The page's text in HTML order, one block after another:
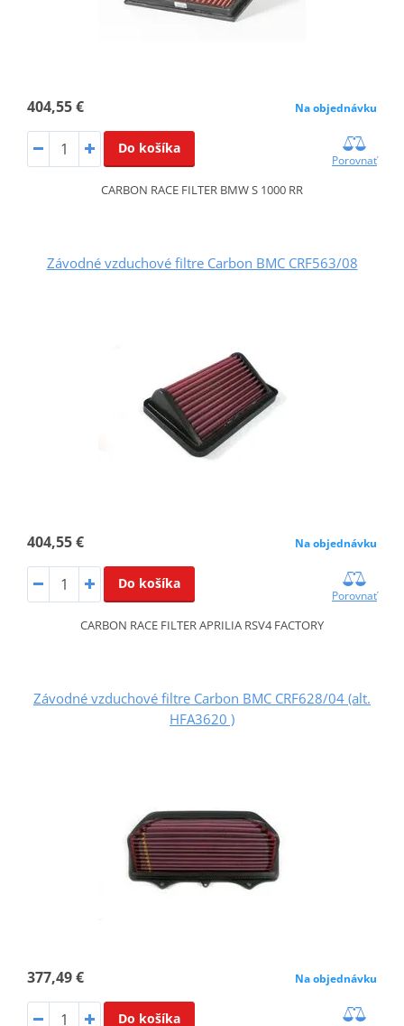
404,55 € Na objednávku
Do košíka
Porovnať
CARBON RACE FILTER BMW S 1000 RR
Závodné vzduchové filtre Carbon BMC CRF563/08
404,55 € Na objednávku
Do košíka
Porovnať
CARBON RACE FILTER APRILIA RSV4 FACTORY
Závodné vzduchové filtre Carbon BMC CRF628/04 (alt.
HFA3620 )
377,49 € Na objednávku
Do košíka